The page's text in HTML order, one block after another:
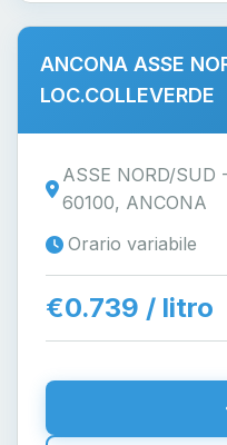
ANCONA ASSE
LOC.COLLEVERDE
ASSE NORD/SUD
60100, ANCONA
Orario variabile
€0.739 / litro